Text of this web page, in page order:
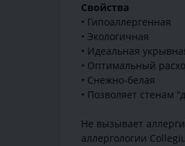
Свойства
• Гипоаллергенная
• Экологичная
• Идеальная
• Оптимальный
• Снежно-белая
• Позволяет стенам
Не вызывает
аллергологии